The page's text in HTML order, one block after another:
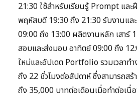
21:30 ใช้สำหรับเรียนรู้ Prompt แล
พฤหัสบดี 19:30 ถึง 21:30 รับงานแล
09:00 ถึง 13:00 ผลิตงานหลัก เสาร์
สอบและส่งมอบ อาทิตย์ 09:00 ถึง
ใหม่และอัปเดต Portfolio รวมเวลาท
ถึง 22 ชั่วโมงต่อสัปดาห์ ซึ่งสามารถสร้
ถึง 35,000 บาทต่อเดือนเมื่อทำต่อเนื่